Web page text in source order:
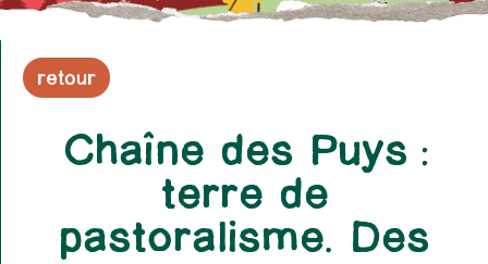
retour
Chaîne des Puys :
terre de
pastoralisme. Des